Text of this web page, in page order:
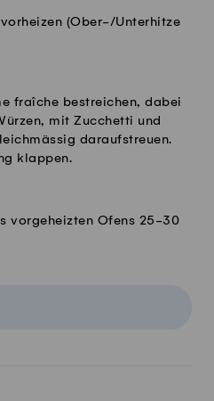
(Ober-/Unterhitze
fraîche bestreichen, dabei
mit Zucchetti und
daraufstreuen.
klappen.
vorgeheizten Ofens 25-30